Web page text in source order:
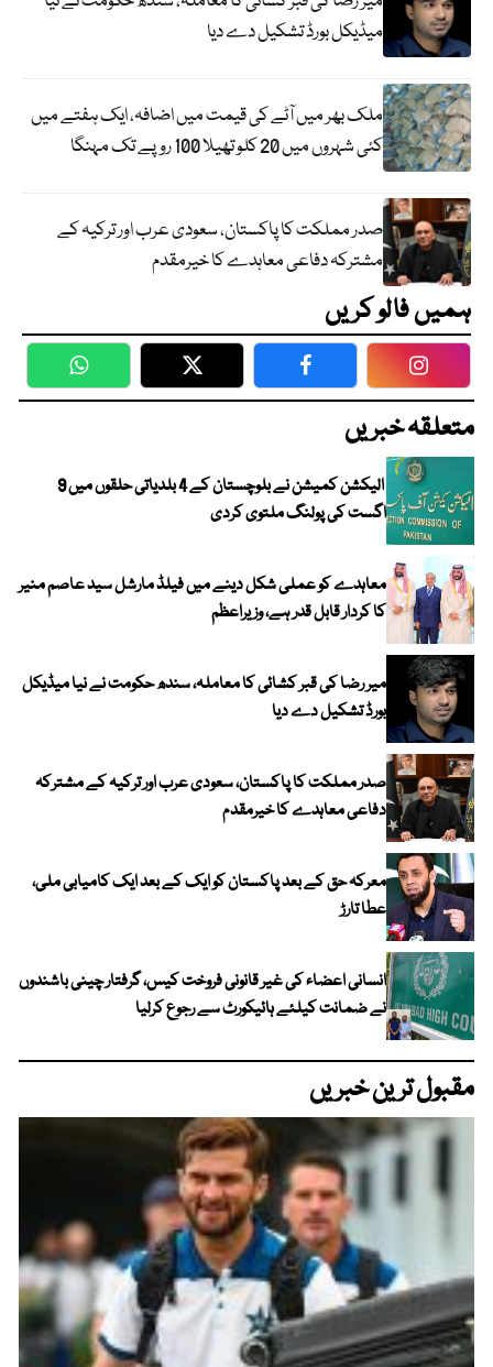
میڈیکل بورڈ تشکیل دے دیا
ملک بھر میں آٹے کی قیمت میں اضافہ، ایک ہفتے میں
کئی شہروں میں 20 کلو تھیلا 100 روپے تک مہنگا
صدر مملکت کا پاکستان، سعودی عرب اور ترکیہ کے
مشترکہ دفاعی معاہدے کا خیرمقدم
ہمیں فالو کریں
WhatsApp Twitter Facebook
متعلقہ خبریں
الیکشن کمیشن نے بلوچستان کے 4 بلدیاتی حلقوں میں 9
اگست کی پولنگ ملتوی کردی
معاہدے کو عملی شکل دینے میں فیلڈ مارشل سید عاصم منیر
کا کردار قابل قدر ہے، وزیراعظم
میر رضا کی قبر کشائی کا معاملہ، سندھ حکومت نے نیا میڈیکل
بورڈ تشکیل دے دیا
صدر مملکت کا پاکستان، سعودی عرب اور ترکیہ کے مشترکہ
دفاعی معاہدے کا خیرمقدم
معرکہ حق کے بعد پاکستان کو ایک کے بعد ایک کامیابی ملی،
عطا تارڑ
انسانی اعضاء کی غیر قانونی فروخت کیس، گرفتار چینی باشندوں
نے ضمانت کیلئے ہائیکورٹ سے رجوع کرلیا
مقبول ترین خبریں